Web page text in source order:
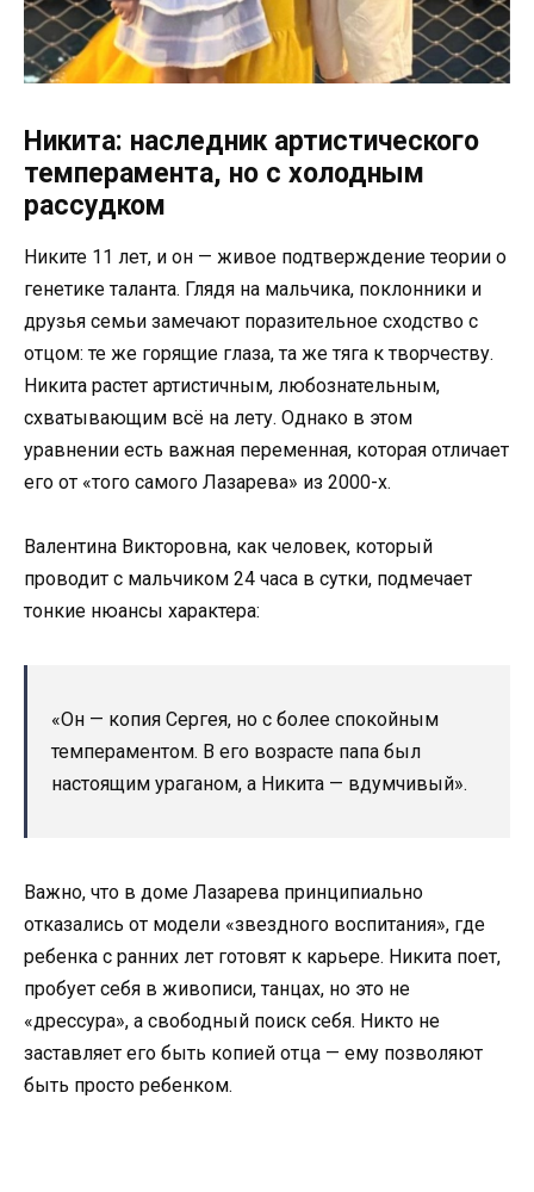
Никита: наследник артистического
темперамента, но с холодным
рассудком
Никите 11 лет, и он — живое подтверждение теории о
генетике таланта. Глядя на мальчика, поклонники и
друзья семьи замечают поразительное сходство с
отцом: те же горящие глаза, та же тяга к творчеству.
Никита растет артистичным, любознательным,
схватывающим всё на лету. Однако в этом
уравнении есть важная переменная, которая отличает
его от «того самого Лазарева» из 2000-х.
Валентина Викторовна, как человек, который
проводит с мальчиком 24 часа в сутки, подмечает
тонкие нюансы характера:
«Он — копия Сергея, но с более спокойным
темпераментом. В его возрасте папа был
настоящим ураганом, а Никита — вдумчивый».
Важно, что в доме Лазарева принципиально
отказались от модели «звездного воспитания», где
ребенка с ранних лет готовят к карьере. Никита поет,
пробует себя в живописи, танцах, но это не
«дрессура», а свободный поиск себя. Никто не
заставляет его быть копией отца — ему позволяют
быть просто ребенком.